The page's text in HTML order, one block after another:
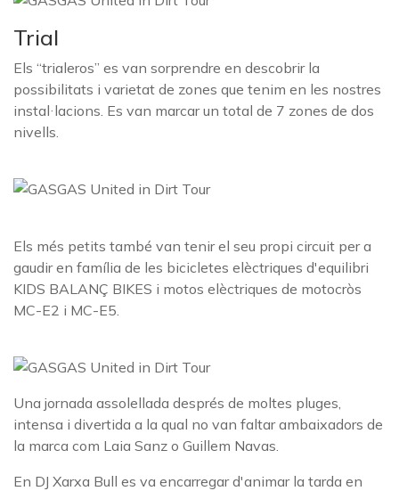
Trial
Els “trialeros” es van sorprendre en descobrir la
possibilitats i varietat de zones que tenim en les nostres
instal·lacions. Es van marcar un total de 7 zones de dos
nivells.
Els més petits també van tenir el seu propi circuit per a
gaudir en família de les bicicletes elèctriques d'equilibri
KIDS BALANÇ BIKES i motos elèctriques de motocròs
MC-E2 i MC-E5.
Una jornada assolellada després de moltes pluges,
intensa i divertida a la qual no van faltar ambaixadors de
la marca com Laia Sanz o Guillem Navas.
En DJ Xarxa Bull es va encarregar d'animar la tarda en